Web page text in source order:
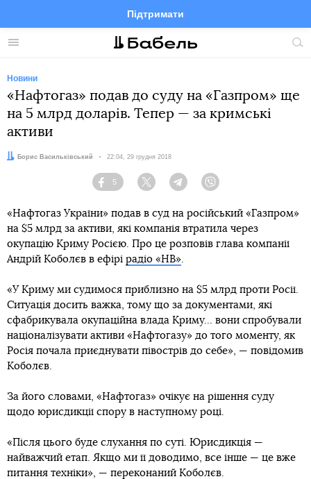
Меню
Підтримати
FacebookTelegramTwitter
Новини
«Нафтогаз» подав до суду на «Газпром» ще
на 5 млрд доларів. Тепер — за кримські
активи
Автор:Борис Васильківський Дата:
22:04, 29 грудня 2018
Facebook
5
Twitter TelegramViber
«Нафтогаз України» подав в суд на російський «Газпром»
на $5 млрд за активи, які компанія втратила через
окупацію Криму Росією. Про це розповів глава компанії
Андрій Коболєв в ефірі радіо «НВ».
«У Криму ми судимося приблизно на $5 млрд проти Росії.
Ситуація досить важка, тому що за документами, які
сфабрикувала окупаційна влада Криму... вони спробували
націоналізувати активи «Нафтогазу» до того моменту, як
Росія почала приєднувати півострів до себе», — повідомив
Коболєв.
За його словами, «Нафтогаз» очікує на рішення суду
щодо юрисдикції спору в наступному році.
«Після цього буде слухання по суті. Юрисдикція —
найважчий етап. Якщо ми її доводимо, все інше — це вже
питання техніки», — переконаний Коболєв.